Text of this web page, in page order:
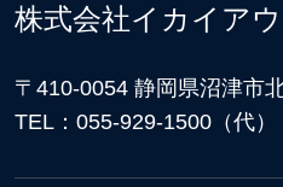
株式会社イカイア
〒410-0054 静岡県沼津市
TEL：055-929-1500（代）